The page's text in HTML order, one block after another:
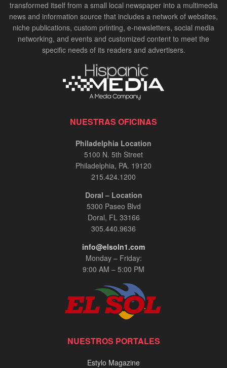
transformed itself from a small local newspaper into a multimedia
news and information source that includes a network of websites,
niche publications, custom printing, e-newsletters, social media
networking, and events and customized content to meet the
specific needs of its readers and advertisers.
NUESTRAS OFICINAS
Philadelphia Location
5100 N. 5th Street
Philadelphia, PA. 19120
215.424.1200
Doral – Location
5300 Paseo Blvd
Doral, FL 33166
305.440.9636
info@elsoln1.com
Monday – Friday:
9:00 AM – 5:00 PM
NUESTROS PORTALES
Estylo Magazine